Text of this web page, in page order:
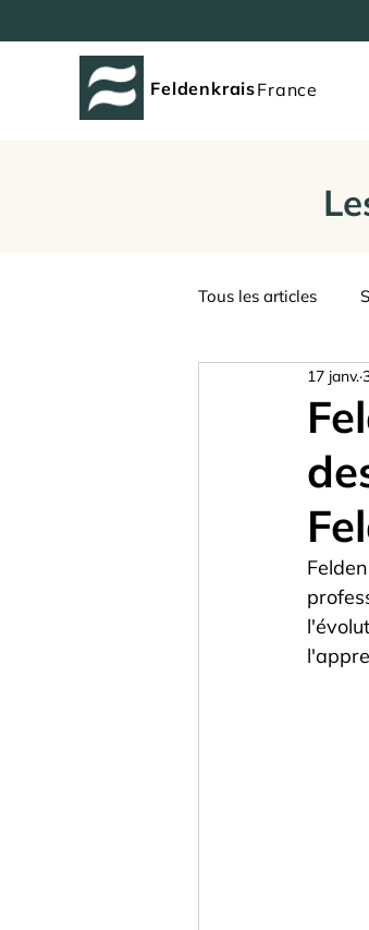
FeldenkraisFrance
Tous les articles
Journées17 janv.